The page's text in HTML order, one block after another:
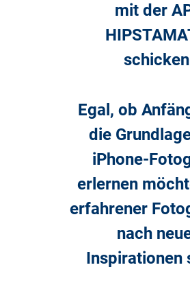
mit der
Egal, ob
die
iPhone-
erlernen
erfahrener
nach
Inspirationen